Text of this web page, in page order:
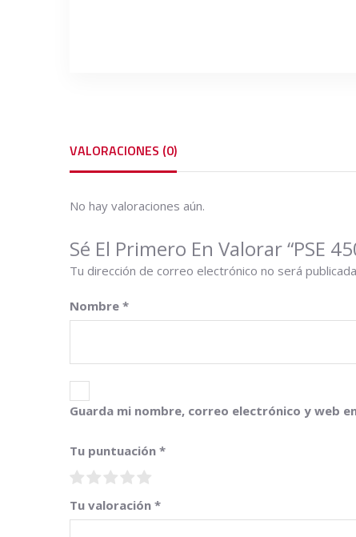
VALORACIONES (0)
No hay valoraciones aún.
Sé El Primero En Valorar “PSE
Tu dirección de correo electrónico no será
Nombre *
Guarda mi nombre, correo electrónico y web
Tu puntuación *
Tu valoración *